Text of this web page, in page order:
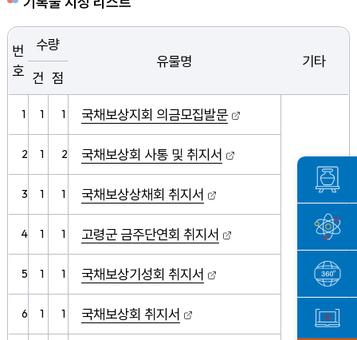
번
호
수량
유물명
기타
건 점
1 1 1 국채보상지회 의금모집발문
2 1 2 국채보상회 사통 및 취지서
3 1 1 국채보상상채회 취지서
4 1 1 고령군 금주단연회 취지서
5 1 1 국채보상기성회 취지서
6 1 1 국채보상회 취지서